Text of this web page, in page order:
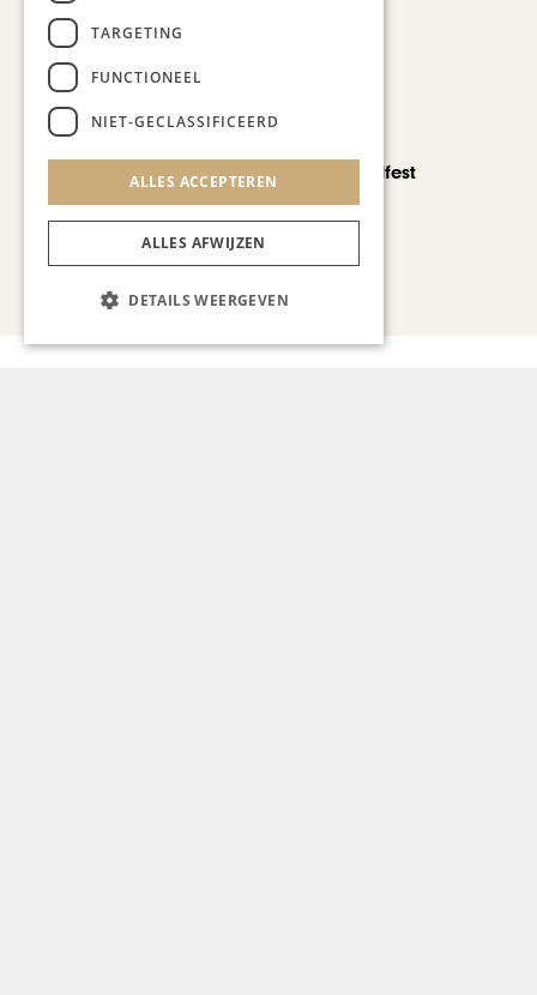
Noorbeek Foodfest
TARGETING
FUNCTIONEEL
NIET-GECLASSIFICEERD
ALLES ACCEPTEREN
ALLES AFWIJZEN
DETAILS WEERGEVEN